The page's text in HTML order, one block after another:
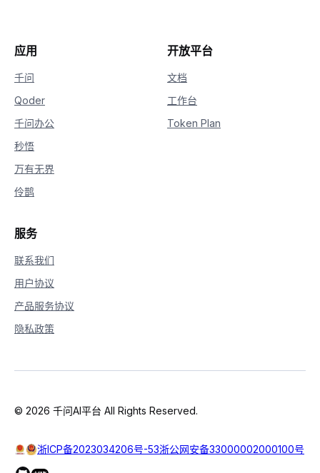
'sync_call Failed, status_code:
.status_code
应用
千问
Qoder
千问办公
秒悟
万有无界
伶鹊
开放平台
文档
工作台
Token Plan
服务
联系我们
用户协议
产品服务协议
隐私政策
© 2026 千问AI平台 All Rights Reserved.
浙ICP备2023034206号-53浙公网安备33000002000100号